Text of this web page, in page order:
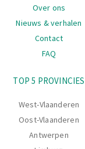
Over ons
Nieuws & verhalen
Contact
FAQ
TOP 5 PROVINCIES
West-Vlaanderen
Oost-Vlaanderen
Antwerpen